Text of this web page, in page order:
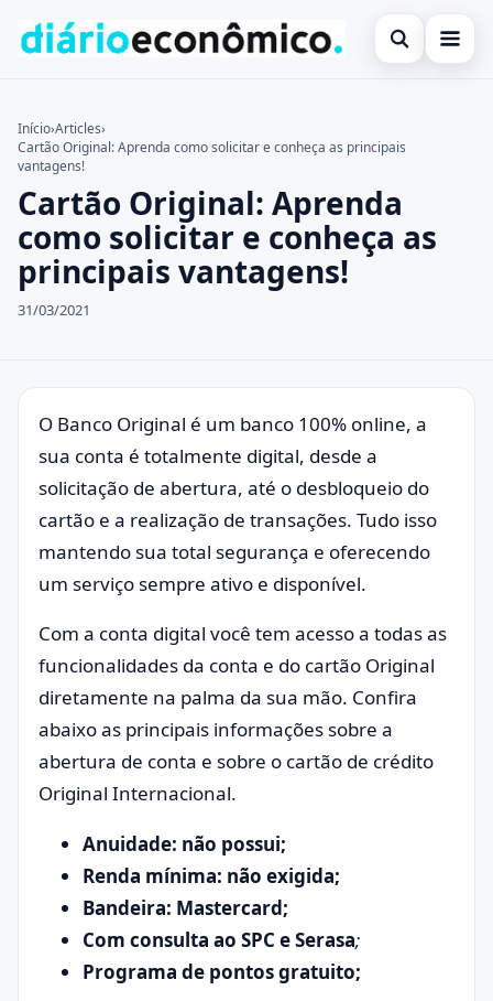
Abrir busca
Notícias
Programas de Governo
Buscar no site
Buscar por:
Pressione Enter para buscar ou ESC para fechar.
Início›Articles›
Cartão Original: Aprenda como solicitar e conheça as principais
vantagens!
Cartão Original: Aprenda
como solicitar e conheça as
principais vantagens!
31/03/2021
O Banco Original é um banco 100% online, a
sua conta é totalmente digital, desde a
solicitação de abertura, até o desbloqueio do
cartão e a realização de transações. Tudo isso
mantendo sua total segurança e oferecendo
um serviço sempre ativo e disponível.
Com a conta digital você tem acesso a todas as
funcionalidades da conta e do cartão Original
diretamente na palma da sua mão. Confira
abaixo as principais informações sobre a
abertura de conta e sobre o cartão de crédito
Original Internacional.
Anuidade: não possui;
Renda mínima: não exigida;
Bandeira: Mastercard;
Com consulta ao SPC e Serasa;
Programa de pontos gratuito;